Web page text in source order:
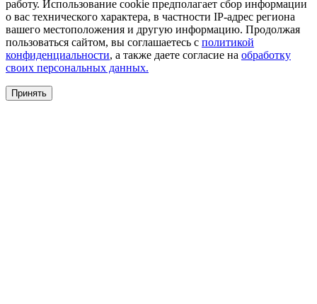
работу. Использование cookie предполагает сбор информации
о вас технического характера, в частности IP-адрес региона
вашего местоположения и другую информацию. Продолжая
пользоваться сайтом, вы соглашаетесь с политикой
конфиденциальности, а также даете согласие на обработку
своих персональных данных.
Принять